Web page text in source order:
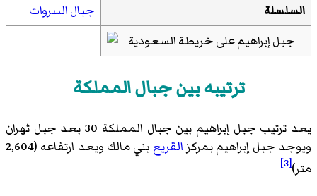
السلسلة
جبال السروات
ترتيبه بين جبال المملكة
يعد ترتيب جبل إبراهيم بين جبال المملكة 30 بعد جبل ثهران
ويوجد جبل إبراهيم بمركز القريع
بني مالك ويعد ارتفاعه (2,604
متر)[3]